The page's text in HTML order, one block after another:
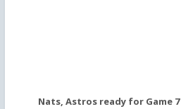
Nats, Astros ready for Game 7